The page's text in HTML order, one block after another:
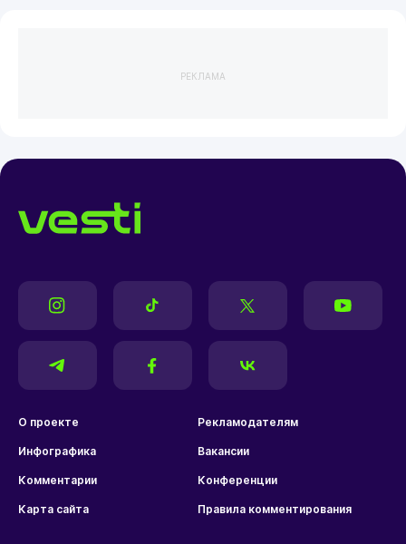
РЕКЛАМА
О проекте Рекламодателям
Инфографика Вакансии
Комментарии Конференции
Карта сайта Правила комментирования